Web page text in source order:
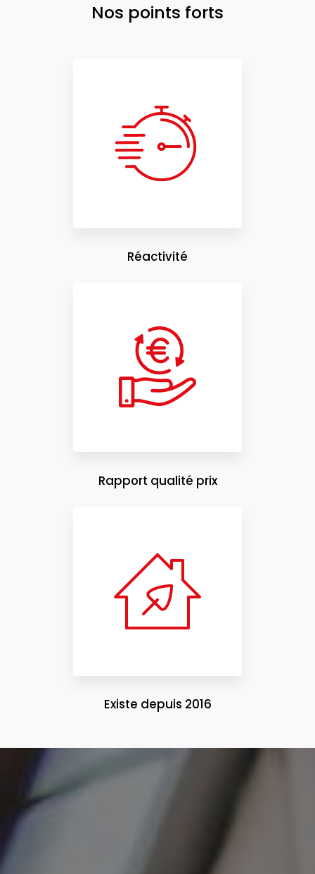
Nos points forts
Réactivité
Rapport qualité prix
Existe depuis 2016